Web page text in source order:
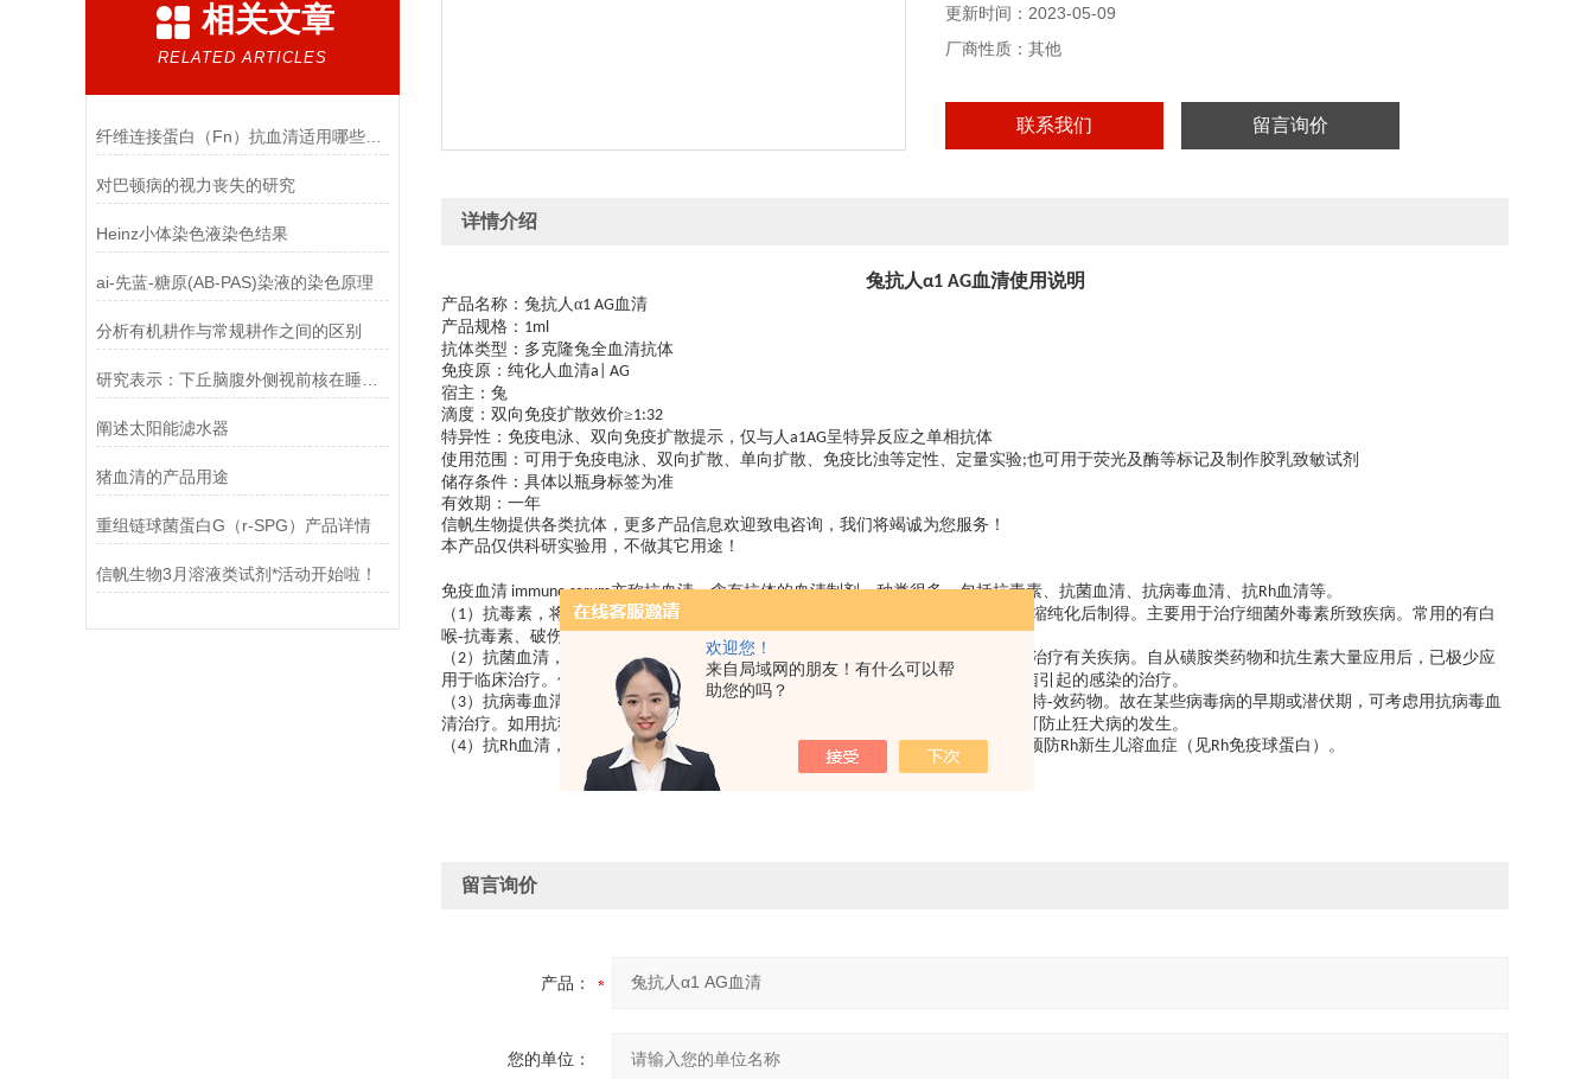
欢迎您！
来自局域网的朋友！有什么可以帮
助您的吗？
相关文章
RELATED ARTICLES
纤维连接蛋白（Fn）抗血清适用哪些实验
对巴顿病的视力丧失的研究
Heinz小体染色液染色结果
ai-先蓝-糖原(AB-PAS)染液的染色原理
分析有机耕作与常规耕作之间的区别
研究表示：下丘脑腹外侧视前核在睡眠中其中至关重要的作用
阐述太阳能滤水器
猪血清的产品用途
重组链球菌蛋白G（r-SPG）产品详情
信帆生物3月溶液类试剂*活动开始啦！
务！
本产品仅供科研实验用，不做其它用途！
更新时间：2023-05-09
厂商性质：其他
联系我们 留言询价
详情介绍
兔抗人α1 AG血清使用说明
产品名称：兔抗人α1 AG 血清
产品规格： 1ml
抗体类型：多克隆兔全血清抗体
免疫原：纯化人血清a| AG
宿主：兔
滴度：双向免疫扩散效价≥1:32
特异性：免疫电泳、双向免疫扩散提示，仅与人a1AG呈特异反应之单相抗体
使用范围：可用于免疫电泳、双向扩散、单向扩散、免疫比浊等定性、定量实验;也可用于荧光及酶等标记及制作胶乳致敏试剂
储存条件：具体以瓶身标签为准
有效期：一年
信帆生物提供各类抗体，更多产品信息欢迎致电咨询，我们将竭诚为您服务！
本产品仅供科研实验用，不做其它用途！
免疫血清 immune serum亦称抗血清。含有抗体的血清制剂。种类很多，包括抗毒素、抗菌血清、抗病毒血清、抗Rh血清等。
（ 1）抗毒素，将类毒素多次免疫动物（常用马）后，采取动物的免疫血清，经浓缩纯化后制得。主要用于治疗细菌外毒素所致疾病。常用的有白
喉-抗毒素、破伤风-抗毒素。
（2）抗菌血清，在本世纪40年代以前曾用抗肺炎、抗百日咳、抗炭疽等抗菌血清治疗有关疾病。自从磺胺类药物和抗生素大量应用后，已极少应
用于临床治疗。但对一些耐药菌株引起的感染，可用抗菌血清治疗。如对绿脓杆菌引起的感染的治疗。
（ 3）抗病毒血清，用病毒免疫动物，取其血清精制而成。对病毒病的治疗尚缺乏特-效药物。故在某些病毒病的早期或潜伏期，可考虑用抗病毒血
清治疗。如用抗狂犬病毒血清与抗狂犬疫苗同时对被狂犬严重咬伤者进行注射，可防止狂犬病的发生。
（4）抗Rh血清，能作用于Rh阳性（ ）红细胞，临床上常用提纯的抗 球蛋白预防Rh新生儿溶血症（见Rh免疫球蛋白）。
留言询价
产品：
您的单位：